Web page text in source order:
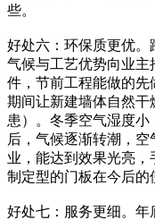
些。
好处六：环保质更优
气候与工艺优势向业
件，节前工程能做的
期间让新建墙体自然
患）。冬季空气湿度
后，气候逐渐转潮，
业，能达到效果光亮
制定型的门板在今后的
好处七：服务更细。年